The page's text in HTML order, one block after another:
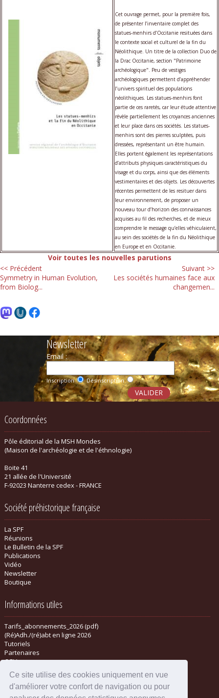
Ce site utilise des cookies uniquement en vue
d'améliorer votre confort de navigation ou pour
Cet ouvrage permet, pour la première fois,
de présenter l’inventaire complet des
statues-menhirs d’Occitanie resituées dans
le contexte social et culturel de la fin du
Néolithique. Un titre de la collection Duo de
la Drac Occitanie, section "Patrimoine
archéologique". Peu de vestiges
archéologiques permettent d’appréhender
l’univers spirituel des populations
néolithiques. Les statues-menhirs font
partie de ces raretés, car leur étude attentive
révèle partiellement les croyances anciennes
et leur place dans ces sociétés. Les statues-
menhirs sont des pierres sculptées, puis
dressées, représentant un être humain.
Elles portent également les représentations
d’attributs physiques caractéristiques du
visage et du corps, ainsi que des éléments
vestimentaires et des objets. Les découvertes
récentes permettent de les resituer dans
leur environnement, de proposer un
nouveau tour d’horizon des connaissances
acquises au fil des recherches, et de mieux
comprendre le message qu’elles véhiculaient,
au sein des sociétés de la fin du Néolithique
en Europe et en Occitanie.
Voir toutes les nouvelles parutions
<< Précédent
Symmetry in Human Evolution,
from Biolog...
Suivant >>
Les sociétés humaines face aux
changemen...
Newsletter
Email :
Inscription Désinscription
Coordonnées
Pôle éditorial de la MSH Mondes
(Maison de l'archéologie et de l'éthnologie)
Boite 41
21 allée de l'Université
F-92023 Nanterre cedex - FRANCE
Société préhistorique française
La SPF
Réunions
Le Bulletin de la SPF
Publications
Vidéo
Newsletter
Boutique
Informations utiles
Tarifs_abonnements_2026 (pdf)
(Ré)Adh./(ré)abt en ligne 2026
Tutoriels
Partenaires
CGV